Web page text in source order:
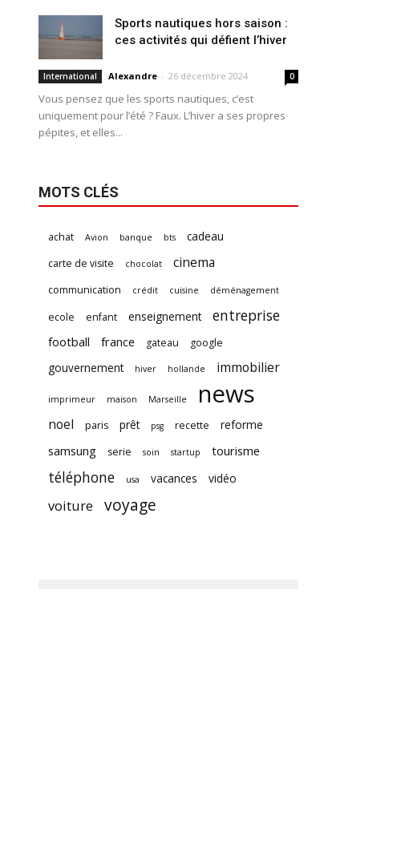
Sports nautiques hors saison :
ces activités qui défient l’hiver
International Alexandre - 26 décembre 2024 0
Vous pensez que les sports nautiques, c’est
uniquement pour l’été ? Faux. L’hiver a ses propres
pépites, et elles...
MOTS CLÉS
achat Avion banque bts cadeau
carte de visite chocolat cinema
communication crédit cuisine déménagement
ecole enfant enseignement entreprise
football france gateau google
gouvernement hiver hollande immobilier
imprimeur maison Marseille news
noel paris prêt psg recette reforme
samsung serie soin startup tourisme
téléphone usa vacances vidéo
voiture voyage